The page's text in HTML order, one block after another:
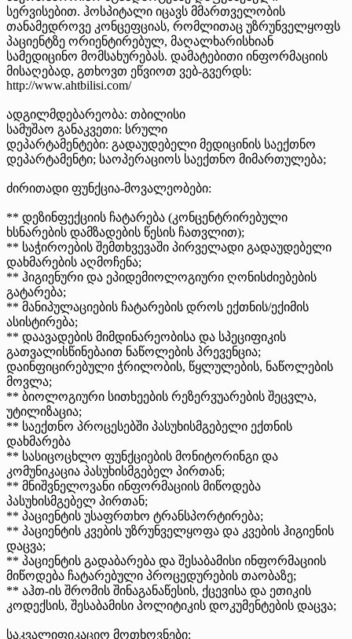
სერვისებით. ჰოსპიტალი იცავს მმართველობის
თანამედროვე კონცეფციას, რომლითაც უზრუნველყოფს
პაციენტზე ორიენტირებულ, მაღალხარისხიან
სამედიცინო მომსახურებას. დამატებითი ინფორმაციის
მისაღებად, გთხოვთ ეწვიოთ ვებ-გვერდს:
http://www.ahtbilisi.com/
ადგილმდებარეობა: თბილისი
სამუშაო განაკვეთი: სრული
დეპარტამენტები: გადაუდებელი მედიცინის საექთნო
დეპარტამენტი; საოპერაციოს საექთნო მიმართულება;
ძირითადი ფუნქცია-მოვალეობები:
** დეზინფექციის ჩატარება (კონცენტრირებული
ხსნარების დამზადების წესის ჩათვლით);
** საჭიროების შემთხვევაში პირველადი გადაუდებელი
დახმარების აღმოჩენა;
** ჰიგიენური და ეპიდემიოლოგიური ღონისძიებების
გატარება;
** მანიპულაციების ჩატარების დროს ექთნის/ექიმის
ასისტირება;
** დაავადების მიმდინარეობისა და სპეციფიკის
გათვალისწინებაით ნაწოლების პრევენცია;
დაინფიცირებული ჭრილობის, წყლულების, ნაწოლების
მოვლა;
** ბიოლოგიური სითხეების რეზერვუარების შეცვლა,
უტილიზაცია;
** საექთნო პროცესებში პასუხისმგებელი ექთნის
დახმარება
** სასიცოცხლო ფუნქციების მონიტორინგი და
კომუნიკაცია პასუხისმგებელ პირთან;
** მნიშვნელოვანი ინფორმაციის მიწოდება
პასუხისმგებელ პირთან;
** პაციენტის უსაფრთხო ტრანსპორტირება;
** პაციენტის კვების უზრუნველყოფა და კვების ჰიგიენის
დაცვა;
** პაციენტის გადაბარება და შესაბამისი ინფორმაციის
მიწოდება ჩატარებული პროცედურების თაობაზე;
** აჰთ-ის შრომის შინაგანაწესის, ქცევისა და ეთიკის
კოდექსის, შესაბამისი პოლიტიკის დოკუმენტების დაცვა;
საკვალიფიკაციო მოთხოვნები: